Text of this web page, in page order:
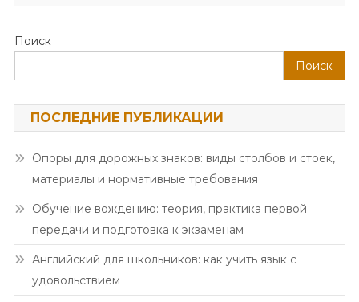
Поиск
Поиск
ПОСЛЕДНИЕ ПУБЛИКАЦИИ
Опоры для дорожных знаков: виды столбов и стоек,
материалы и нормативные требования
Обучение вождению: теория, практика первой
передачи и подготовка к экзаменам
Английский для школьников: как учить язык с
удовольствием